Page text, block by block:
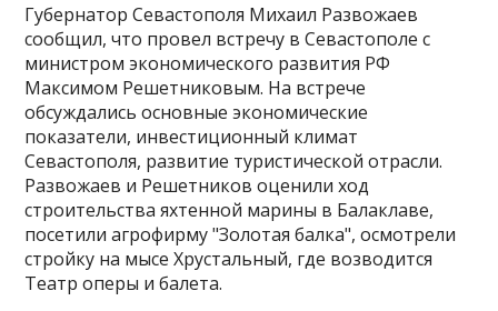
Губернатор Севастополя Михаил Развожаев
сообщил, что провел встречу в Севастополе с
министром экономического развития РФ
Максимом Решетниковым​​​. На встрече
обсуждались основные экономические
показатели, инвестиционный климат
Севастополя, развитие туристической отрасли.
Развожаев и Решетников оценили ход
строительства яхтенной марины в Балаклаве,
посетили агрофирму "Золотая балка", осмотрели
стройку на мысе Хрустальный, где возводится
Театр оперы и балета.